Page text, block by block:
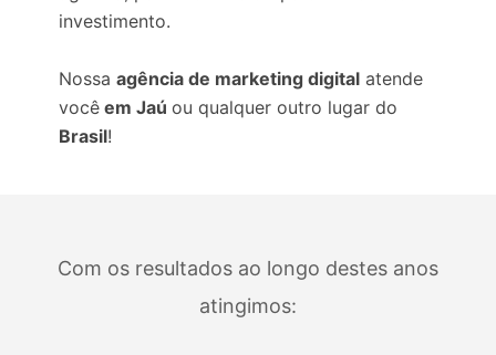
investimento.
Nossa agência de marketing digital atende
você em Jaú ou qualquer outro lugar do
Brasil!
Com os resultados ao longo destes anos
atingimos: